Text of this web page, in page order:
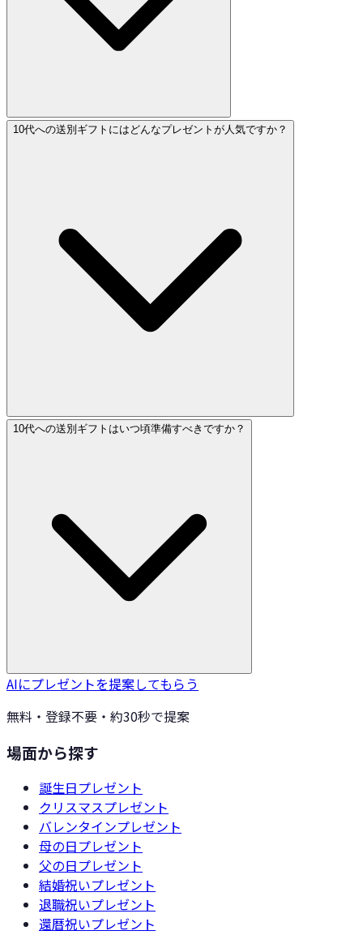
10代への送別ギフトにはどんなプレゼントが人気ですか？
10代への送別ギフトはいつ頃準備すべきですか？
AIにプレゼントを提案してもらう
無料・登録不要・約30秒で提案
場面から探す
誕生日プレゼント
クリスマスプレゼント
バレンタインプレゼント
母の日プレゼント
父の日プレゼント
結婚祝いプレゼント
退職祝いプレゼント
還暦祝いプレゼント